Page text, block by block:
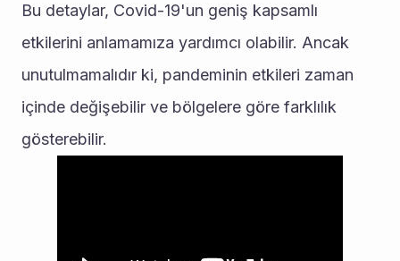
Bu detaylar, Covid-19'un geniş kapsamlı
etkilerini anlamamıza yardımcı olabilir. Ancak
unutulmamalıdır ki, pandeminin etkileri zaman
içinde değişebilir ve bölgelere göre farklılık
gösterebilir.